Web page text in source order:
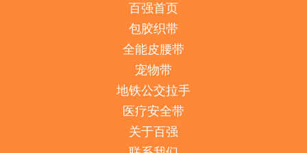
百强首页
包胶织带
全能皮腰带
宠物带
地铁公交拉手
医疗安全带
关于百强